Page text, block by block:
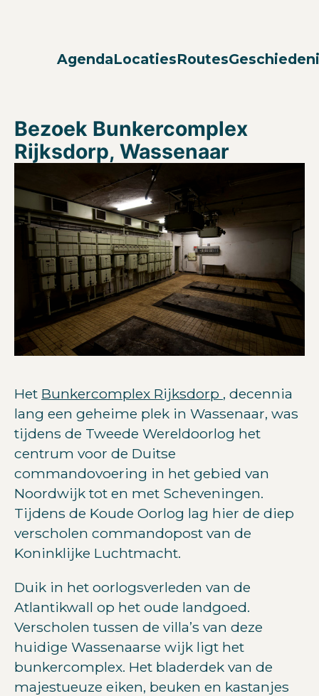
AgendaLocatiesRoutes
Bezoek Bunkercomplex
Rijksdorp, Wassenaar
Het Bunkercomplex Rijksdorp , decennia
lang een geheime plek in Wassenaar, was
tijdens de Tweede Wereldoorlog het
centrum voor de Duitse
commandovoering in het gebied van
Noordwijk tot en met Scheveningen.
Tijdens de Koude Oorlog lag hier de diep
verscholen commandopost van de
Koninklijke Luchtmacht.
Duik in het oorlogsverleden van de
Atlantikwall op het oude landgoed.
Verscholen tussen de villa’s van deze
huidige Wassenaarse wijk ligt het
bunkercomplex. Het bladerdek van de
majestueuze eiken, beuken en kastanjes